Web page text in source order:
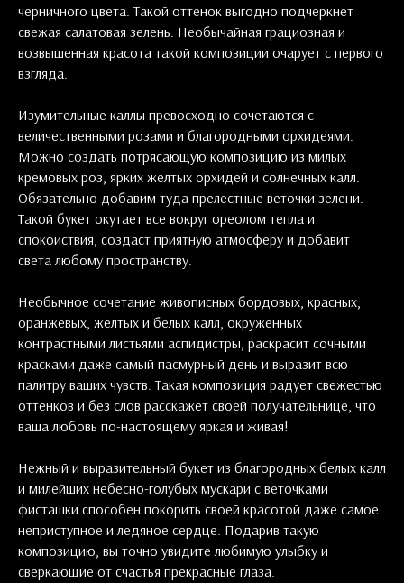
черничного цвета. Такой оттенок выгодно подчеркнет
свежая салатовая зелень. Необычайная грациозная и
возвышенная красота такой композиции очарует с первого
взгляда.
Изумительные каллы превосходно сочетаются с
величественными розами и благородными орхидеями.
Можно создать потрясающую композицию из милых
кремовых роз, ярких желтых орхидей и солнечных калл.
Обязательно добавим туда прелестные веточки зелени.
Такой букет окутает все вокруг ореолом тепла и
спокойствия, создаст приятную атмосферу и добавит
света любому пространству.
Необычное сочетание живописных бордовых, красных,
оранжевых, желтых и белых калл, окруженных
контрастными листьями аспидистры, раскрасит сочными
красками даже самый пасмурный день и выразит всю
палитру ваших чувств. Такая композиция радует свежестью
оттенков и без слов расскажет своей получательнице, что
ваша любовь по-настоящему яркая и живая!
Нежный и выразительный букет из благородных белых калл
и милейших небесно-голубых мускари с веточками
фисташки способен покорить своей красотой даже самое
неприступное и ледяное сердце. Подарив такую
композицию, вы точно увидите любимую улыбку и
сверкающие от счастья прекрасные глаза.